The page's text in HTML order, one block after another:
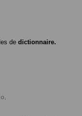
de dictionnaire.
.